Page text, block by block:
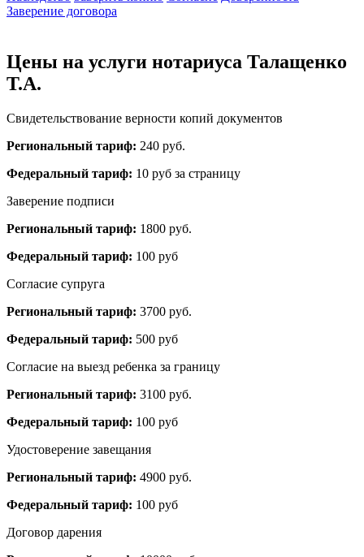
Заверение договора
Цены на услуги нотариуса Талащенко
Т.А.
Свидетельствование верности копий документов
Региональный тариф: 240 руб.
Федеральный тариф: 10 руб за страницу
Заверение подписи
Региональный тариф: 1800 руб.
Федеральный тариф: 100 руб
Согласие супруга
Региональный тариф: 3700 руб.
Федеральный тариф: 500 руб
Согласие на выезд ребенка за границу
Региональный тариф: 3100 руб.
Федеральный тариф: 100 руб
Удостоверение завещания
Региональный тариф: 4900 руб.
Федеральный тариф: 100 руб
Договор дарения